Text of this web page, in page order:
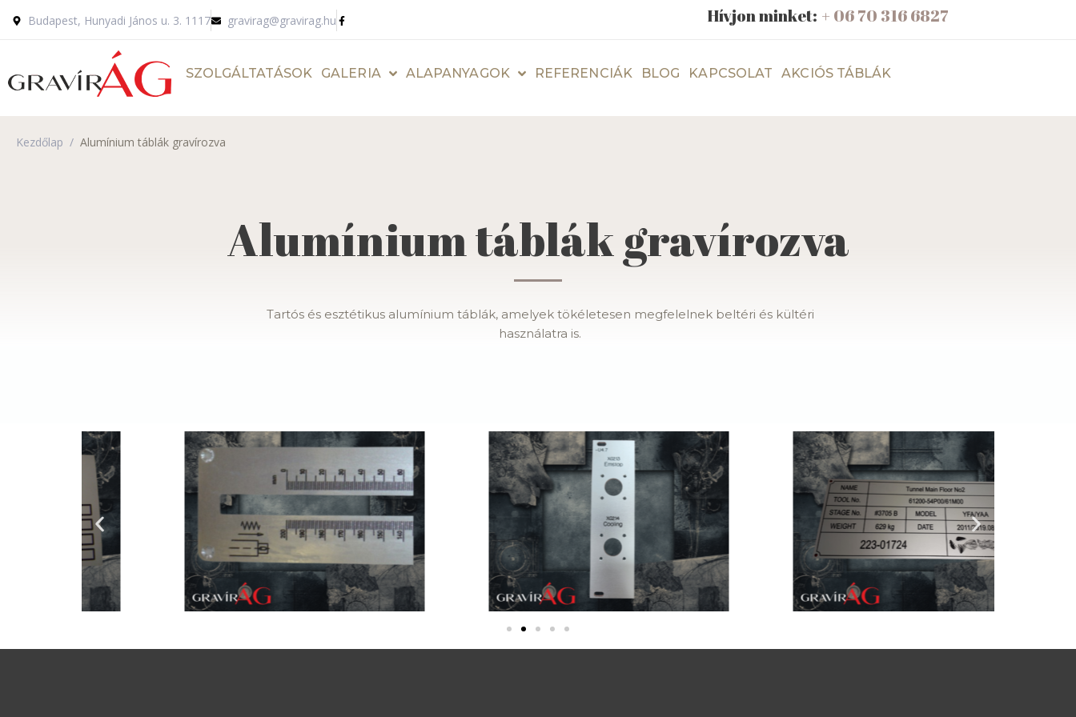
Budapest, Hunyadi János u. 3. 1117 gravirag@gravirag.hu Hívjon minket: + 06 70 316 6827
SZOLGÁLTATÁSOK GALERIA ALAPANYAGOK REFERENCIÁK BLOG KAPCSOLAT AKCIÓS TÁBLÁK
Kezdőlap / Alumínium táblák gravírozva
Alumínium táblák gravírozva
Tartós és esztétikus alumínium táblák, amelyek tökéletesen megfelelnek beltéri és kültéri
használatra is.